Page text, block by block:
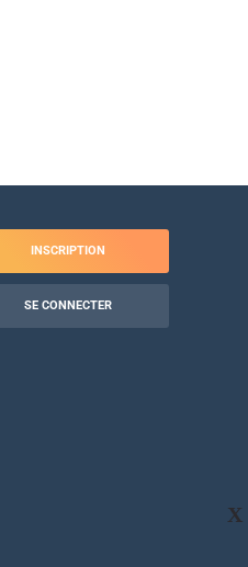
X
INSCRIPTION
SE CONNECTER